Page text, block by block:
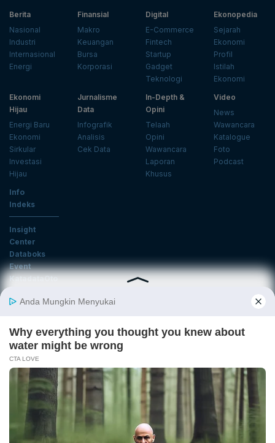
Berita
Nasional
Industri
Internasional
Energi
Finansial
Makro
Keuangan
Bursa
Korporasi
Digital
E-Commerce
Fintech
Startup
Gadget
Teknologi
Ekonopedia
Sejarah
Ekonomi
Profil
Istilah
Ekonomi
Ekonomi
Hijau
Energi Baru
Ekonomi
Sirkular
Investasi
Hijau
Jurnalisme
Data
Infografik
Analisis
Cek Data
In-Depth &
Opini
Telaah
Opini
Wawancara
Laporan
Khusus
Video
News
Wawancara
Katalogue
Foto
Podcast
Info
Indeks
Insight
Center
Databoks
Event
KatadataOto
Email
Daftar
Tentang Katadata Karier
Pedoman Media Siber
Kebijakan Privasi
Disclaimer
Hubungi Kami